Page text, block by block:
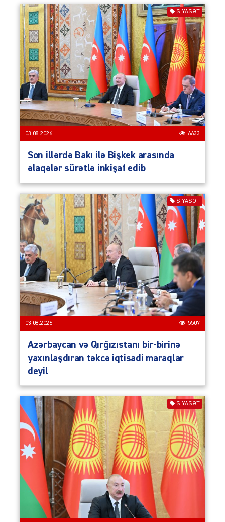
SIYASƏT
03.08.2026 6633
Son illərdə Bakı ilə Bişkek arasında
əlaqələr sürətlə inkişaf edib
SIYASƏT
03.08.2026 5507
Azərbaycan və Qırğızıstanı bir-birinə
yaxınlaşdıran təkcə iqtisadi maraqlar
deyil
SIYASƏT